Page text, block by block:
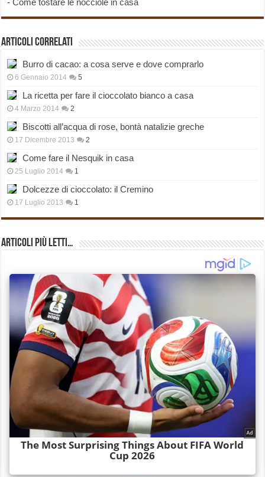
-Come tostare le nocciole in casa
Articoli correlati
Burro di cacao: a cosa serve e dove comprarlo
6 Gennaio 2014 5
La ricetta per fare il cioccolato bianco a casa
4 Marzo 2014 2
Biscotti all’acqua di rose, bontà natalizie greche
17 Dicembre 2013 2
Come fare il Nesquik in casa
25 Luglio 2014 1
Dolcezze di cioccolato: il Cremino
17 Luglio 2013 1
Articoli più Letti…